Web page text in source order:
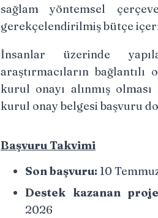
sağlam yöntemsel
gerekçelendirilmiş bütçe
İnsanlar üzerinde
araştırmacıların
kurul onayı alınmış
kurul onay belgesi başvuru
Başvuru Takvimi
Son başvuru: 10
Destek kazanan
2026